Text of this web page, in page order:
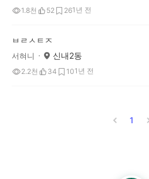
1.8천 52 261년 전
ㅂㄹㅅㅌㅈ
서혀니 신내2동
2.2천 34 101년 전
1